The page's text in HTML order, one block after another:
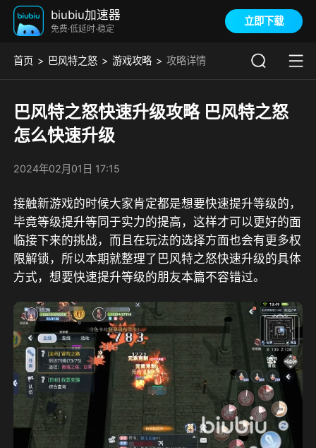
biubiu加速器
免费·低延时·稳定
立即下载
首页 巴风特之怒 游戏攻略 攻略详情
巴风特之怒快速升级攻略 巴风特之怒
怎么快速升级
2024年02月01日 17:15
接触新游戏的时候大家肯定都是想要快速提升等级的，
毕竟等级提升等同于实力的提高，这样才可以更好的面
临接下来的挑战，而且在玩法的选择方面也会有更多权
限解锁，所以本期就整理了巴风特之怒快速升级的具体
方式，想要快速提升等级的朋友本篇不容错过。